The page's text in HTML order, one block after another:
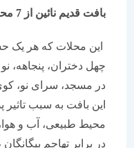
بافت قدیم نائین از 7 محله تشکیل شده است.
این محلات که هر یک حسینیه
چهل دختران، پنجاهه، نو گاباد
در مسجد، سرای نو، کوی سنگ
این بافت به سبب تاثیر پذیری
محیط طبیعی، آب و هوا،
در برابر تهاجم بیگانگان